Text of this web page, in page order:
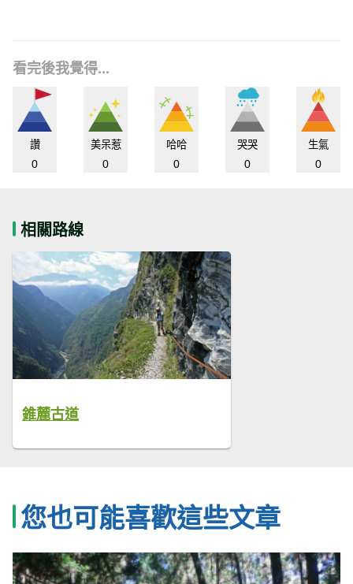
看完後我覺得...
讚
0
美呆惹
0
哈哈
0
哭哭
0
生氣
0
相關路線
錐麓古道
您也可能喜歡這些文章